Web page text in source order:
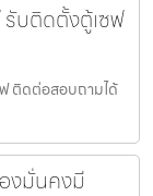
รับติดตั้งตู้เซฟ
ติดต่อสอบถามได้
งมั่นคงมี